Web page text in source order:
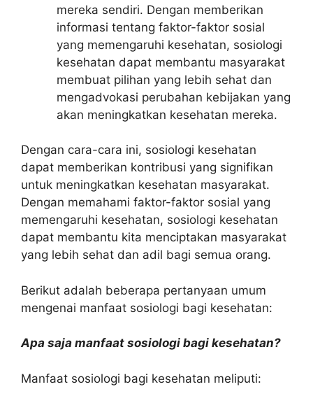
mereka sendiri. Dengan memberikan
informasi tentang faktor-faktor sosial
yang memengaruhi kesehatan, sosiologi
kesehatan dapat membantu masyarakat
membuat pilihan yang lebih sehat dan
mengadvokasi perubahan kebijakan yang
akan meningkatkan kesehatan mereka.
Dengan cara-cara ini, sosiologi kesehatan
dapat memberikan kontribusi yang signifikan
untuk meningkatkan kesehatan masyarakat.
Dengan memahami faktor-faktor sosial yang
memengaruhi kesehatan, sosiologi kesehatan
dapat membantu kita menciptakan masyarakat
yang lebih sehat dan adil bagi semua orang.
Berikut adalah beberapa pertanyaan umum
mengenai manfaat sosiologi bagi kesehatan:
Apa saja manfaat sosiologi bagi kesehatan?
Manfaat sosiologi bagi kesehatan meliputi: